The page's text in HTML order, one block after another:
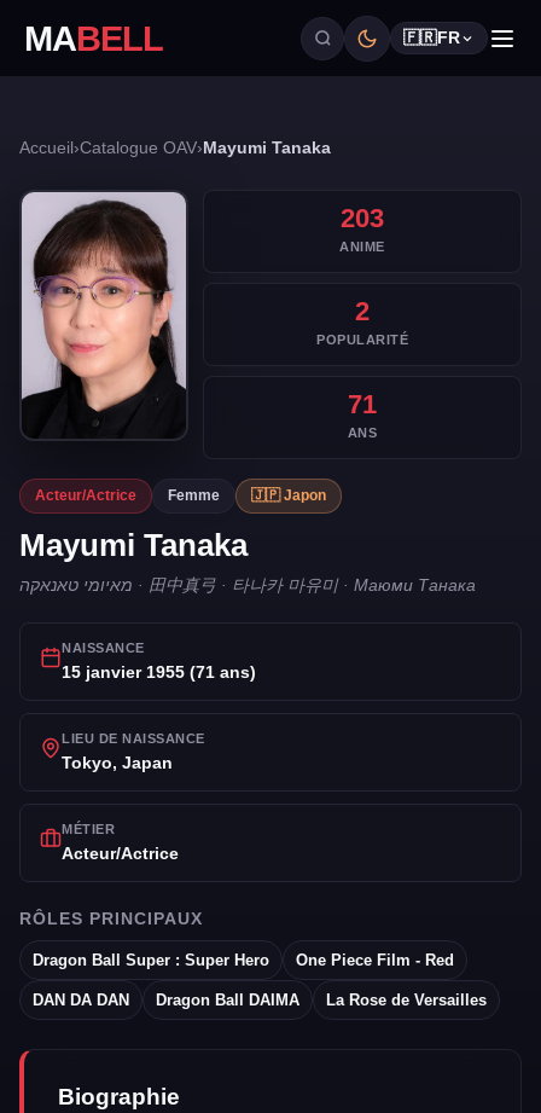
MABELL 🇫🇷 FR
Accueil ›Catalogue OAV› Mayumi Tanaka
203
ANIME
2
POPULARITÉ
71
ANS
Acteur/Actrice Femme 🇯🇵 Japon
Mayumi Tanaka
מאיומי טאנאקה · 田中真弓 · 타나카 마유미 · Маюми Танака
NAISSANCE
15 janvier 1955 (71 ans)
LIEU DE NAISSANCE
Tokyo, Japan
MÉTIER
Acteur/Actrice
RÔLES PRINCIPAUX
Dragon Ball Super : Super Hero One Piece Film - Red
DAN DA DAN Dragon Ball DAIMA La Rose de Versailles
Biographie